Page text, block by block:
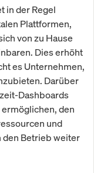
in der Regel
Plattformen,
von zu Hause
Dies erhöht
es Unternehmen,
Darüber
Dashboards
den
und
den Betrieb weiter